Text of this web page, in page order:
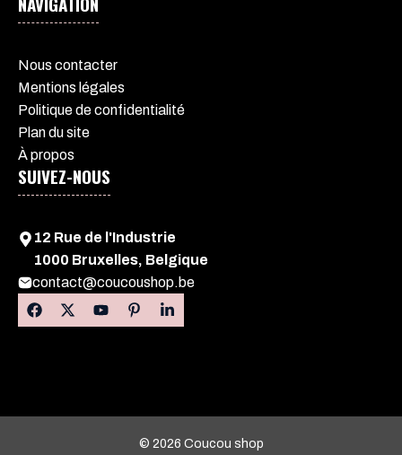
Nous contacter
Mentions légales
Politique de confidentialité
Plan du site
À propos
SUIVEZ-NOUS
12 Rue de l'Industrie
1000 Bruxelles, Belgique
contact@coucoushop.be
© 2026 Coucou shop